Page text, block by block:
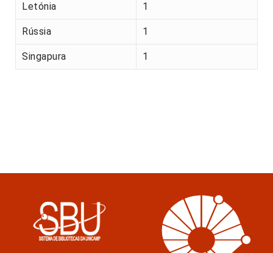
Letónia 1
Rússia 1
Singapura 1